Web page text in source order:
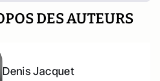
DES AUTEURS
Denis Jacquet